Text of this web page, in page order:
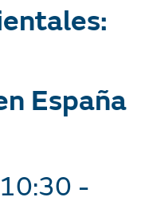
España
-